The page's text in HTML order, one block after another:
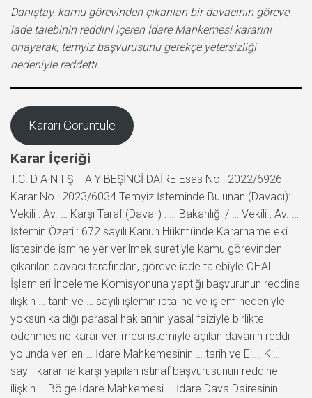
Danıştay, kamu görevinden çıkarılan bir davacının göreve
iade talebinin reddini içeren İdare Mahkemesi kararını
onayarak, temyiz başvurusunu gerekçe yetersizliği
nedeniyle reddetti.
Kararı Görüntüle
Karar İçeriği
T.C. D A N I Ş T A Y BEŞİNCİ DAİRE Esas No : 2022/6926
Karar No : 2023/6034 Temyiz İsteminde Bulunan (Davacı): …
Vekili : Av. … Karşı Taraf (Davalı) : … Bakanlığı / … Vekili : Av. …
İstemin Özeti : 672 sayılı Kanun Hükmünde Kararname eki
listesinde ismine yer verilmek suretiyle kamu görevinden
çıkarılan davacı tarafından, göreve iade talebiyle OHAL
İşlemleri İnceleme Komisyonuna yaptığı başvurunun reddine
ilişkin … tarih ve … sayılı işlemin iptaline ve işlem nedeniyle
yoksun kaldığı parasal haklarının yasal faiziyle birlikte
ödenmesine karar verilmesi istemiyle açılan davanın reddi
yolunda verilen … İdare Mahkemesinin … tarih ve E:…, K:…
sayılı kararına karşı yapılan istinaf başvurusunun reddine
ilişkin … Bölge İdare Mahkemesi … İdare Dava Dairesinin …